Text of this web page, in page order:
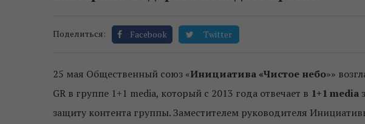
Поделиться: Facebook Twitter
25 мая Общественный союз «Инициатива «Чистое небо»»
GR в группе 1+1 media, который с 2013 года отвечает в 1+1 media
защиту контента группы. Заместителем руководителя